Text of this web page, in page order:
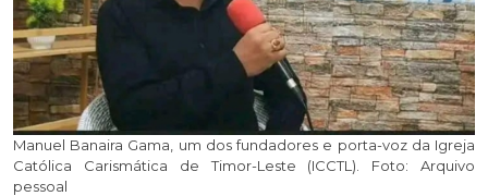
Manuel Banaira Gama, um dos fundadores e porta-voz da Igreja
Católica Carismática de Timor-Leste (ICCTL). Foto: Arquivo
pessoal